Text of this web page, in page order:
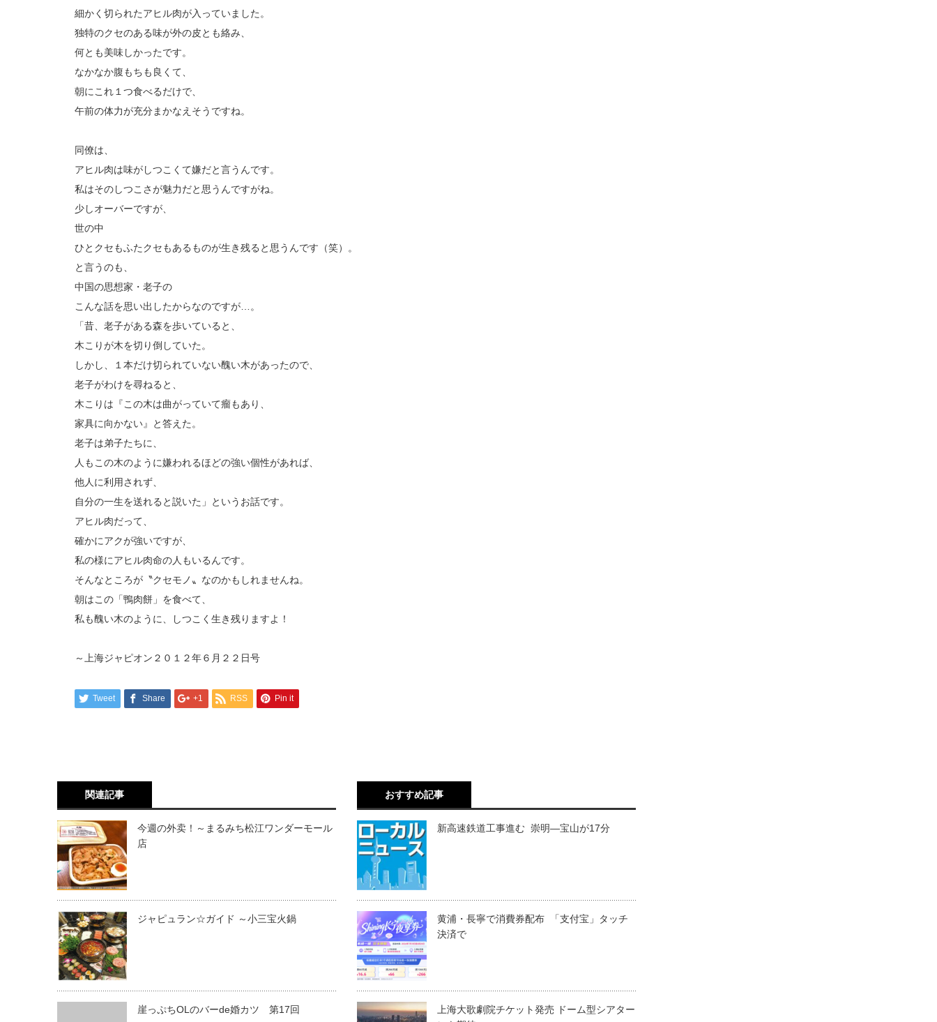
細かく切られたアヒル肉が入っていました。
独特のクセのある味が外の皮とも絡み、
何とも美味しかったです。
なかなか腹もちも良くて、
朝にこれ１つ食べるだけで、
午前の体力が充分まかなえそうですね。
同僚は、
アヒル肉は味がしつこくて嫌だと言うんです。
私はそのしつこさが魅力だと思うんですがね。
少しオーバーですが、
世の中
ひとクセもふたクセもあるものが生き残ると思うんです（笑）。
と言うのも、
中国の思想家・老子の
こんな話を思い出したからなのですが…。
「昔、老子がある森を歩いていると、
木こりが木を切り倒していた。
しかし、１本だけ切られていない醜い木があったので、
老子がわけを尋ねると、
木こりは『この木は曲がっていて瘤もあり、
家具に向かない』と答えた。
老子は弟子たちに、
人もこの木のように嫌われるほどの強い個性があれば、
他人に利用されず、
自分の一生を送れると説いた」というお話です。
アヒル肉だって、
確かにアクが強いですが、
私の様にアヒル肉命の人もいるんです。
そんなところが〝クセモノ〟なのかもしれませんね。
朝はこの「鴨肉餅」を食べて、
私も醜い木のように、しつこく生き残りますよ！
～上海ジャピオン２０１２年６月２２日号
Tweet Share +1 RSS Pin it
関連記事
今週の外卖！～まるみち松江ワンダーモール
店
ジャピュラン☆ガイド ～小三宝火鍋
崖っぷちOLのバーde婚カツ 第17回
おすすめ記事
新高速鉄道工事進む 崇明―宝山が17分
黄浦・長寧で消費券配布 「支付宝」タッチ
決済で
上海大歌劇院チケット発売 ドーム型シアター